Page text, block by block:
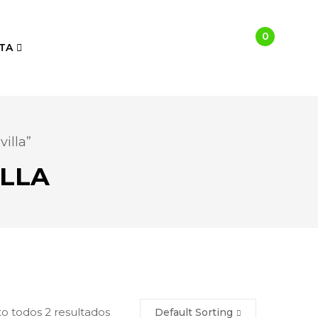
0
todos 2 resultados Default Sorting